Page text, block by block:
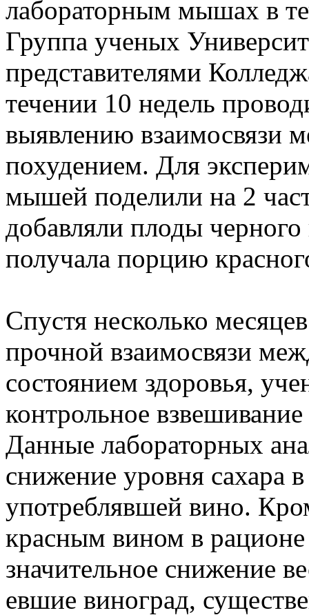
лабораторным мышах в
Группа ученых
представителями
течении 10 недель
выявлению взаимосвязи
похудением. Для
мышей поделили на 2
добавляли плоды
получала порцию
Спустя несколько
прочной взаимосвязи
состоянием здоровья,
контрольное
Данные лабораторных
снижение уровня сахара
употреблявшей вино.
красным вином в
значительное снижение
евшие виноград,